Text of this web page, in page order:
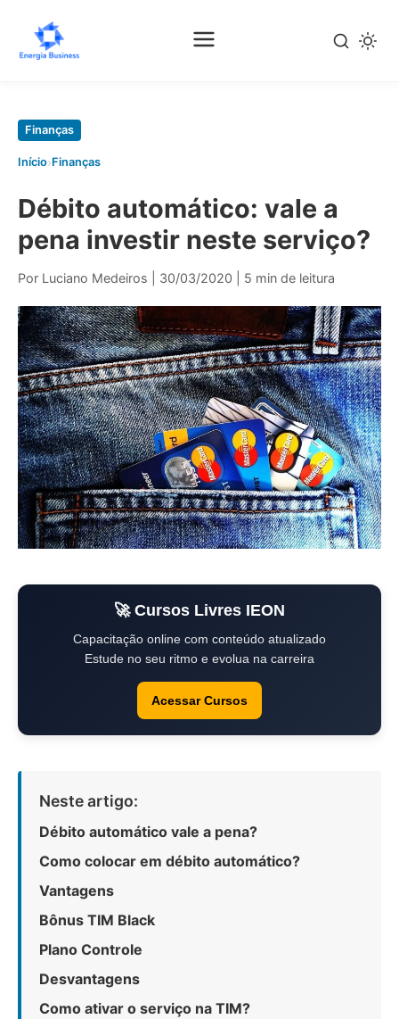
Finanças
Início›Finanças
Débito automático: vale a
pena investir neste serviço?
Por Luciano Medeiros 30/03/2020 5 min de leitura
🚀 Cursos Livres IEON
Capacitação online com conteúdo atualizado
Estude no seu ritmo e evolua na carreira
Acessar Cursos
Neste artigo:
Débito automático vale a pena?
Como colocar em débito automático?
Vantagens
Bônus TIM Black
Plano Controle
Desvantagens
Como ativar o serviço na TIM?